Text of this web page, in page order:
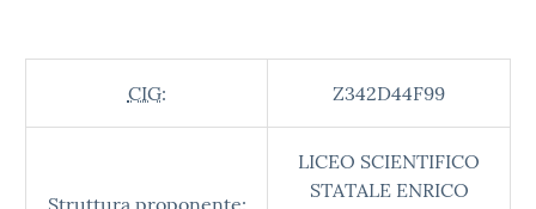
CIG: Z342D44F99
Struttura proponente:
LICEO SCIENTIFICO
STATALE ENRICO